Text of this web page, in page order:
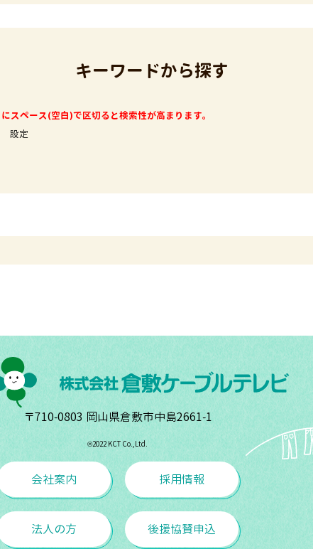
キーワードから探す
ペース(空白)で区切ると検索性が高まります。
設定
〒710-0803 岡山県倉敷市中島2661-1
©︎2022 KCT Co.,Ltd.
会社案内 採用情報
法人の方 後援協賛申込